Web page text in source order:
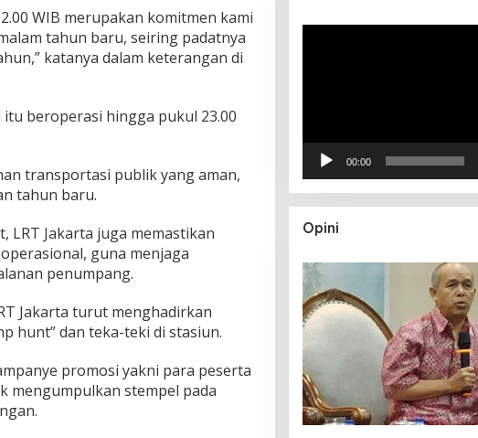
WIB merupakan komitmen kami
tahun baru, seiring padatnya
katanya dalam keterangan di
beroperasi hingga pukul 23.00
transportasi publik yang aman,
tahun baru.
LRT Jakarta juga memastikan
guna menjaga
penumpang.
Jakarta turut menghadirkan
hunt” dan teka-teki di stasiun.
promosi yakni para peserta
stempel pada
00:00
Opini